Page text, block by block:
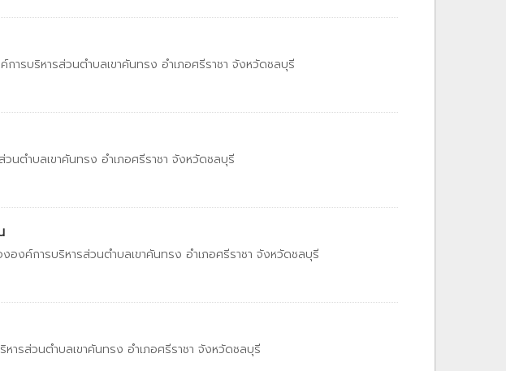
ารบริหารส่วนตำบลเขาคันทรง อำเภอศรีราชา จังหวัดชลบุรี
นตำบลเขาคันทรง อำเภอศรีราชา จังหวัดชลบุรี
งค์การบริหารส่วนตำบลเขาคันทรง อำเภอศรีราชา จังหวัดชลบุรี
รส่วนตำบลเขาคันทรง อำเภอศรีราชา จังหวัดชลบุรี